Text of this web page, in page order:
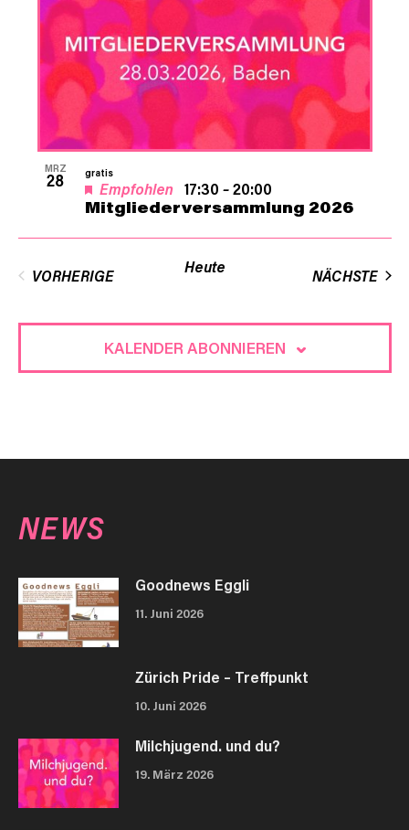
Photo
View
MRZ
28
Mitgliederversammlung 2026
Empfohlen 17:30 –20:00
gratis
VORHERIGE Heute NÄCHSTE
KALENDER ABONNIEREN
NEWS
Goodnews Eggli
11. Juni 2026
Zürich Pride – Treffpunkt
10. Juni 2026
Milchjugend. und du?
19. März 2026